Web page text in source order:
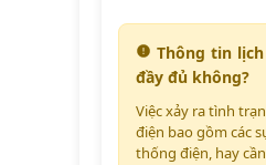
Thông tin
đầy đủ không?
Việc xảy ra tình
điện bao gồm các
thống điện, hay